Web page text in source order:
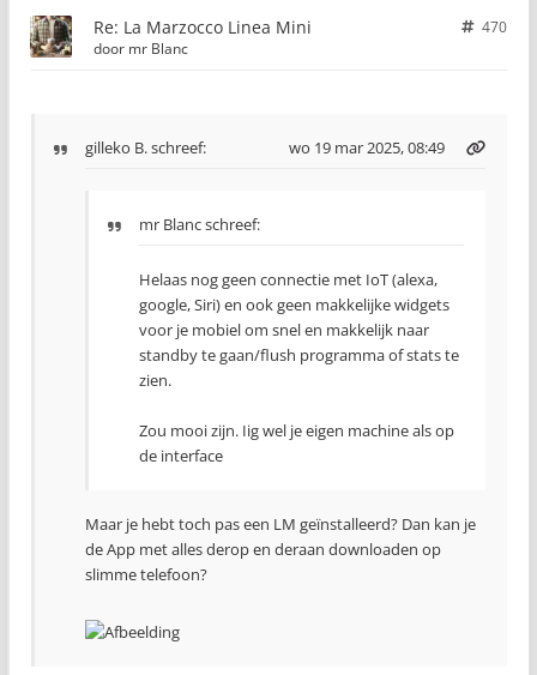
Re: La Marzocco Linea Mini
470
door mr Blanc
gilleko B.schreef: wo 19 mar 2025, 08:49
mr Blanc schreef:
Helaas nog geen connectie met IoT (alexa,
google, Siri) en ook geen makkelijke widgets
voor je mobiel om snel en makkelijk naar
standby te gaan/flush programma of stats te
zien.
Zou mooi zijn. Iig wel je eigen machine als op
de interface
Maar je hebt toch pas een LM geïnstalleerd? Dan kan je
de App met alles derop en deraan downloaden op
slimme telefoon?